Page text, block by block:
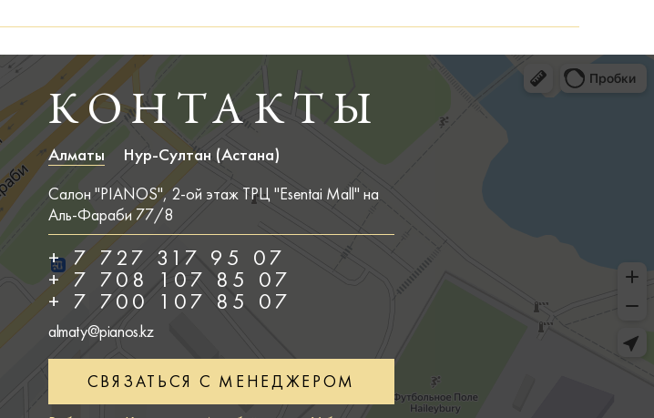
КОНТАКТЫ
Алматы Нур-Султан (Астана)
Салон "PIANOS", 2-ой этаж ТРЦ "Esentai Mall" на
Аль-Фараби 77/8
+ 7 727 317 95 07
+ 7 708 107 85 07
+ 7 700 107 85 07
almaty@pianos.kz
СВЯЗАТЬСЯ С МЕНЕДЖЕРОМ